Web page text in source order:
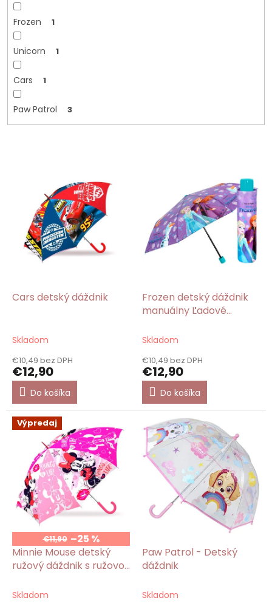
Frozen 1
Unicorn 1
Cars 1
Paw Patrol 3
Cars detský dáždnik
Skladom
€10,49 bez DPH
€12,90
Do košíka
Frozen detský dáždnik
manuálny Ľadové
Skladom
€10,49 bez DPH
€12,90
Do košíka
Výpredaj
€11,90 –25 %
Minnie Mouse detský
ružový dáždnik s ružovou
Skladom
Paw Patrol - Detský
dáždnik
Skladom